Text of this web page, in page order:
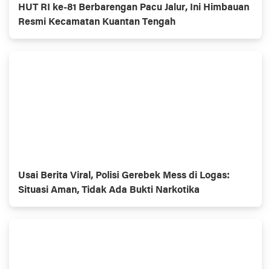
HUT RI ke-81 Berbarengan Pacu Jalur, Ini Himbauan
Resmi Kecamatan Kuantan Tengah
Usai Berita Viral, Polisi Gerebek Mess di Logas:
Situasi Aman, Tidak Ada Bukti Narkotika